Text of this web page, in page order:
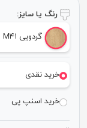
رنگ یا سایز:
گردویی M۴۱
خرید نقدی
خرید اسنپ پی